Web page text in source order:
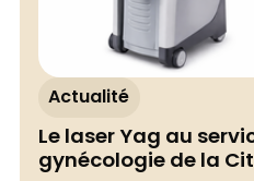
Actualité
Le laser Yag au
gynécologie de la